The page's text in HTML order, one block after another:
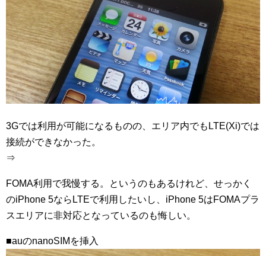
3Gでは利用が可能になるものの、エリア内でもLTE(Xi)では
接続ができなかった。
⇒
FOMA利用で我慢する。というのもあるけれど、せっかく
のiPhone 5ならLTEで利用したいし、iPhone 5はFOMAプラ
スエリアに非対応となっているのも悔しい。
■auのnanoSIMを挿入